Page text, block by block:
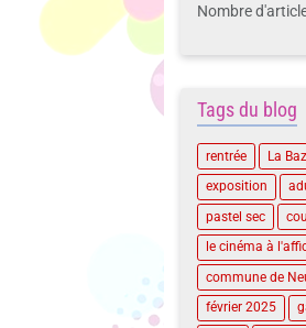
Nombre
Tags du blog
rentrée La
exposition
pastel sec
le cinéma à
commune de
février 2025